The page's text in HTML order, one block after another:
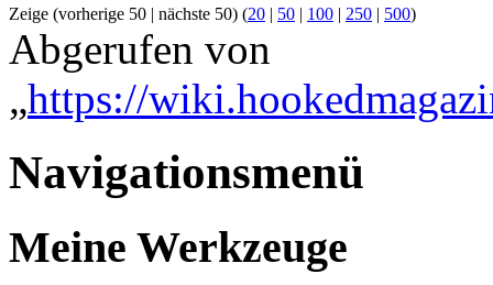
Zeige (vorherige 50 | nächste 50) (20 | 50 | 100 | 250 | 500)
Abgerufen von
„https://
Navigationsmenü
Meine Werkzeuge